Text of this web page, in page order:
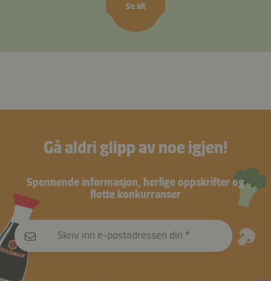
Se alt
Gå aldri glipp av noe igjen!
Spennende informasjon, herlige oppskrifter og
flotte konkurranser
Skriv inn e-postadressen din